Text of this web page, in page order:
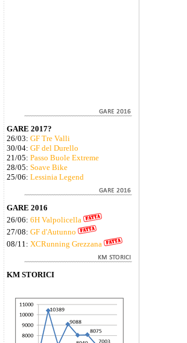
GARE 2017?
26/03: GF Tre Valli
30/04: GF del Durello
21/05: Passo Buole Extreme
28/05: Soave Bike
25/06: Lessinia Legend
GARE 2016
26/06: 6H Valpolicella
27/08: GF d'Autunno
08/11: XCRunning Grezzana
KM STORICI